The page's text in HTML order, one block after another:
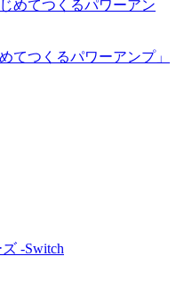
てつくるパワーアンプ」
-Switch